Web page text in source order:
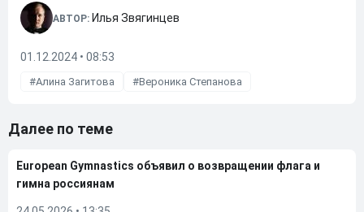
АВТОР: Илья Звягинцев
01.12.2024 • 08:53
Алина Загитова Вероника Степанова
Далее по теме
European Gymnastics объявил о возвращении флага и
гимна россиянам